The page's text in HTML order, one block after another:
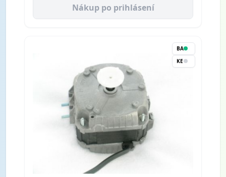
Nákup po prihlásení
BA
KE